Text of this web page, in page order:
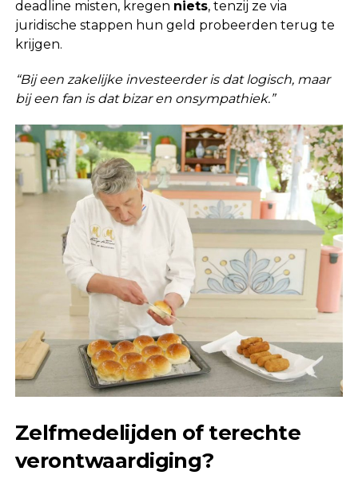
deadline misten, kregen niets, tenzij ze via
juridische stappen hun geld probeerden terug te
krijgen.
“Bij een zakelijke investeerder is dat logisch, maar
bij een fan is dat bizar en onsympathiek.”
Zelfmedelijden of terechte
verontwaardiging?